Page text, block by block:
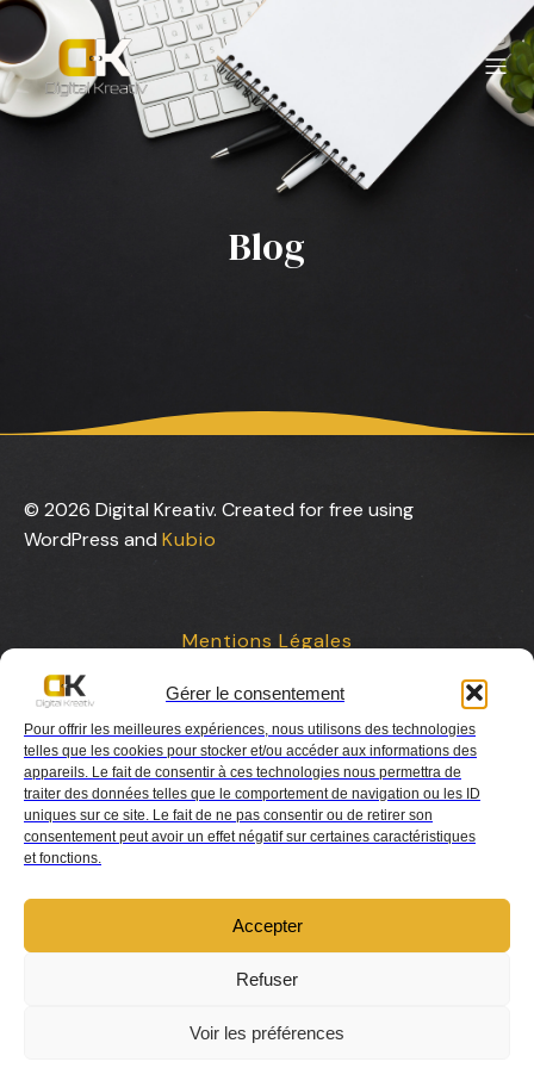
Gérer le consentement
Pour offrir les meilleures expériences, nous utilisons des technologies
telles que les cookies pour stocker et/ou accéder aux informations des
appareils. Le fait de consentir à ces technologies nous permettra de
traiter des données telles que le comportement de navigation ou les ID
uniques sur ce site. Le fait de ne pas consentir ou de retirer son
consentement peut avoir un effet négatif sur certaines caractéristiques
et fonctions.
Accepter
Refuser
Voir les préférences
Blog
© 2026 Digital Kreativ. Created for free using
WordPress and Kubio
Mentions Légales